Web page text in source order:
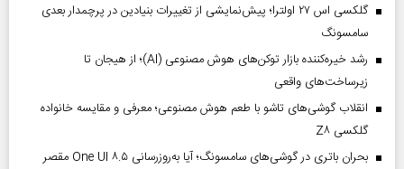
گلکسی اس ۲۷ اولترا؛ پیش‌نمایشی از تغییرات بنیادین در پرچمدار بعدی
سامسونگ
رشد خیره‌کننده بازار توکن‌های هوش مصنوعی (AI)؛ از هیجان تا
زیرساخت‌های واقعی
انقلاب گوشی‌های تاشو‌ با طعم هوش مصنوعی؛ معرفی و مقایسه خانواده
گلکسی Z۸
بحران باتری در گوشی‌های سامسونگ؛ آیا به‌روزرسانی One UI ۸.۵ مقصر